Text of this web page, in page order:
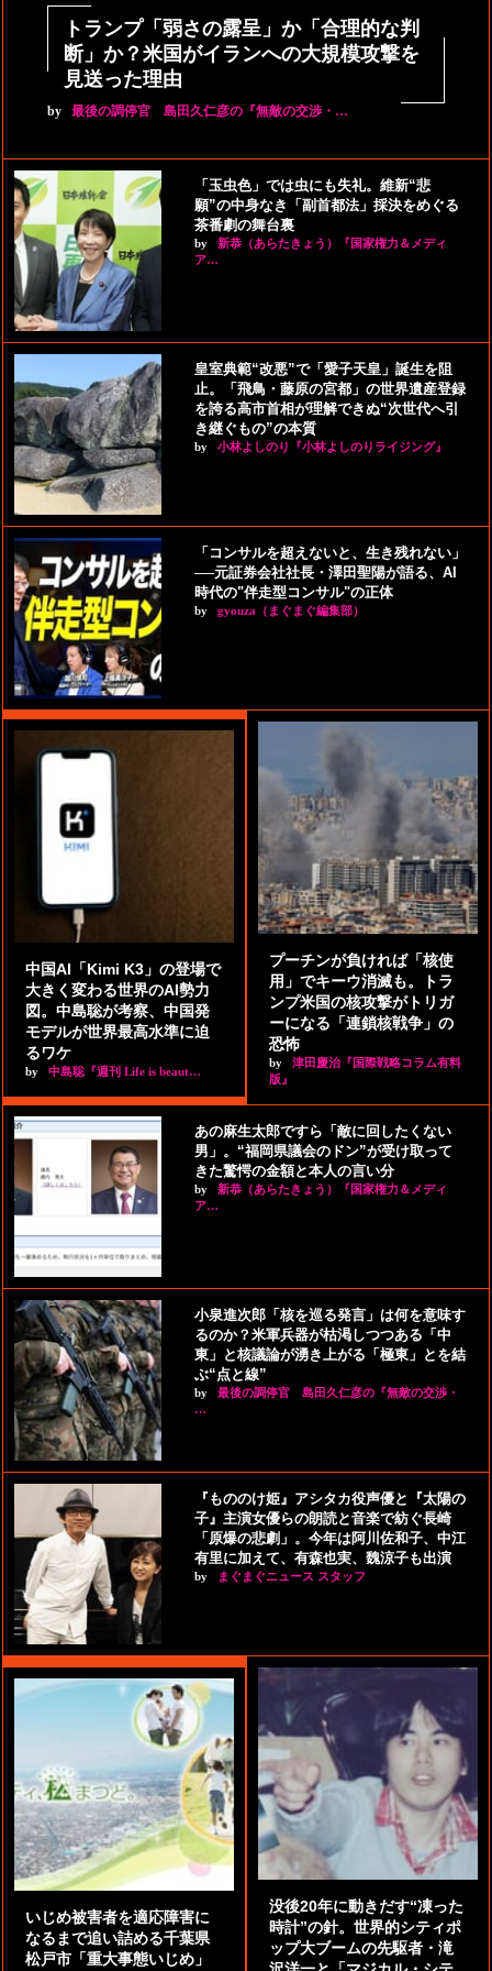
トランプ「弱さの露呈」か「合理的な判
断」か？米国がイランへの大規模攻撃を
見送った理由
by 最後の調停官 島田久仁彦の『無敵の交渉・…
「玉虫色」では虫にも失礼。維新“悲
願”の中身なき「副首都法」採決をめぐる
茶番劇の舞台裏
by
新恭（あらたきょう）『国家権力＆メディ
ア…
皇室典範“改悪”で「愛子天皇」誕生を阻
止。「飛鳥・藤原の宮都」の世界遺産登録
を誇る高市首相が理解できぬ“次世代へ引
き継ぐもの”の本質
by 小林よしのり『小林よしのりライジング』
「コンサルを超えないと、生き残れない」
──元証券会社社長・澤田聖陽が語る、AI
時代の"伴走型コンサル"の正体
by gyouza（まぐまぐ編集部）
中国AI「Kimi K3」の登場で
大きく変わる世界のAI勢力
図。中島聡が考察、中国発
モデルが世界最高水準に迫
るワケ
by 中島聡『週刊 Life is beaut…
プーチンが負ければ「核使
用」でキーウ消滅も。トラ
ンプ米国の核攻撃がトリガ
ーになる「連鎖核戦争」の
恐怖
by
津田慶治『国際戦略コラム有料
版』
あの麻生太郎ですら「敵に回したくない
男」。“福岡県議会のドン”が受け取って
きた驚愕の金額と本人の言い分
by
新恭（あらたきょう）『国家権力＆メディ
ア…
小泉進次郎「核を巡る発言」は何を意味す
るのか？米軍兵器が枯渇しつつある「中
東」と核議論が湧き上がる「極東」とを結
ぶ“点と線”
by
最後の調停官 島田久仁彦の『無敵の交渉・
…
『もののけ姫』アシタカ役声優と『太陽の
子』主演女優らの朗読と音楽で紡ぐ長崎
「原爆の悲劇」。今年は阿川佐和子、中江
有里に加えて、有森也実、魏涼子も出演
by まぐまぐニュース スタッフ
いじめ被害者を適応障害に
なるまで追い詰める千葉県
松戸市「重大事態いじめ」
没後20年に動きだす“凍った
時計”の針。世界的シティポ
ップ大ブームの先駆者・滝